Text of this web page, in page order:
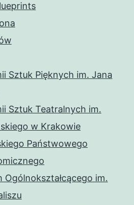
Sztuk Pięknych im. Jana
Sztuk Teatralnych im.
w Krakowie
Państwowego
Ogólnokształcącego im.